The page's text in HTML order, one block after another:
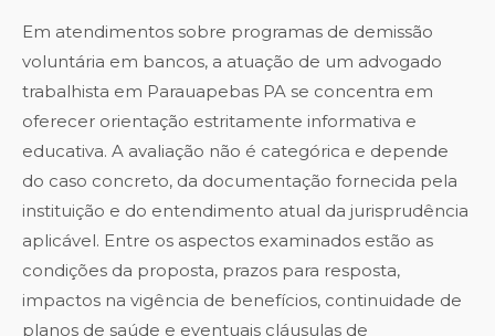
Em atendimentos sobre programas de demissão
voluntária em bancos, a atuação de um advogado
trabalhista em Parauapebas PA se concentra em
oferecer orientação estritamente informativa e
educativa. A avaliação não é categórica e depende
do caso concreto, da documentação fornecida pela
instituição e do entendimento atual da jurisprudência
aplicável. Entre os aspectos examinados estão as
condições da proposta, prazos para resposta,
impactos na vigência de benefícios, continuidade de
planos de saúde e eventuais cláusulas de